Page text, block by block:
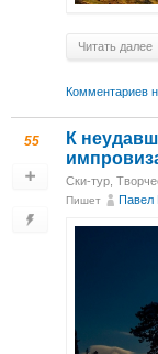
Читать далее
Комментариев
55
К
Ски-тур
Пишет Павел